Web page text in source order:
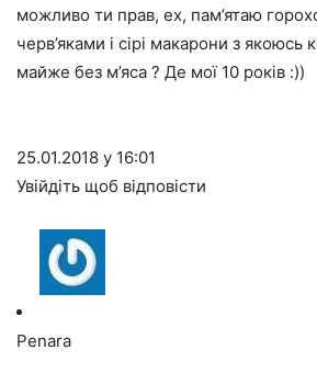
можливо ти прав, ех, пам’ятаю
черв’яками і сірі макарони з якоюсь
майже без м’яса ? Де мої 10 років :))
25.01.2018 у 16:01
Увійдіть щоб відповісти
Penara